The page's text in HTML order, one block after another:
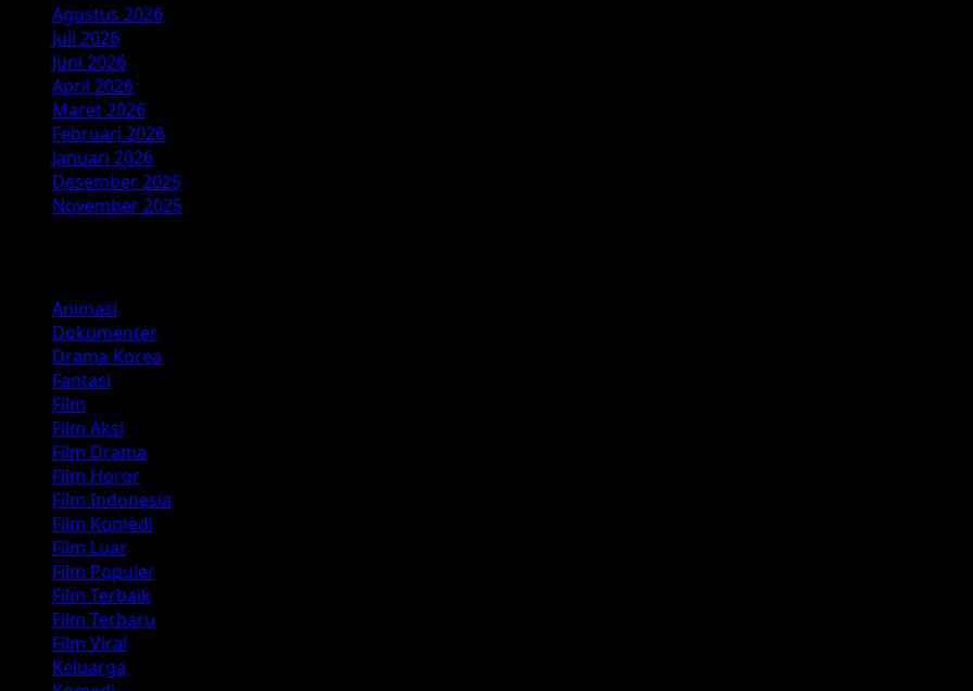
Agustus 2026
Juli 2026
Juni 2026
April 2026
Maret 2026
Februari 2026
Januari 2026
Desember 2025
November 2025
Animasi
Dokumenter
Drama Korea
Fantasi
Film
Film Aksi
Film Drama
Film Horor
Film Indonesia
Film Komedi
Film Luar
Film Populer
Film Terbaik
Film Terbaru
Film Viral
Keluarga